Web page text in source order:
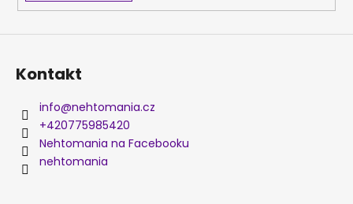
Kontakt
info@nehtomania.cz
+420775985420
Nehtomania na Facebooku
nehtomania